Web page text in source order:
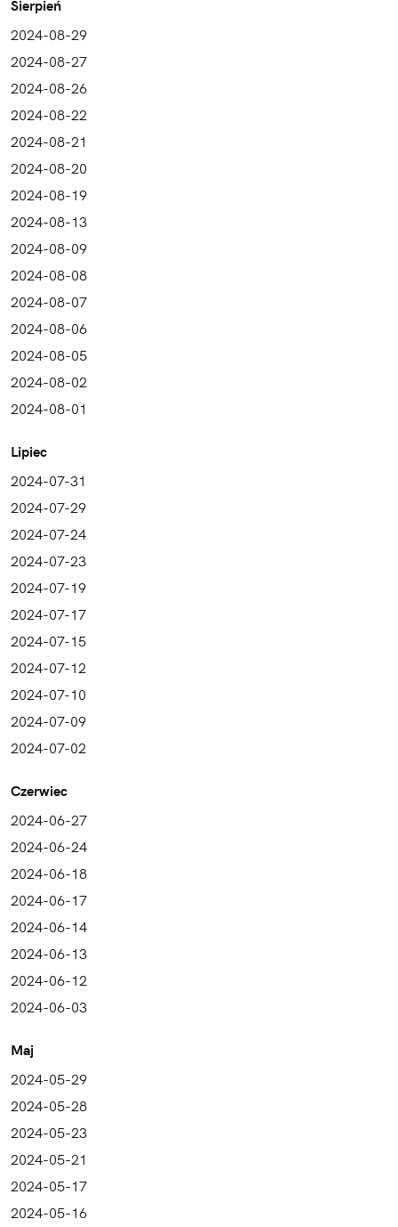
Sierpień
2024-08-29
2024-08-27
2024-08-26
2024-08-22
2024-08-21
2024-08-20
2024-08-19
2024-08-13
2024-08-09
2024-08-08
2024-08-07
2024-08-06
2024-08-05
2024-08-02
2024-08-01
Lipiec
2024-07-31
2024-07-29
2024-07-24
2024-07-23
2024-07-19
2024-07-17
2024-07-15
2024-07-12
2024-07-10
2024-07-09
2024-07-02
Czerwiec
2024-06-27
2024-06-24
2024-06-18
2024-06-17
2024-06-14
2024-06-13
2024-06-12
2024-06-03
Maj
2024-05-29
2024-05-28
2024-05-23
2024-05-21
2024-05-17
2024-05-16